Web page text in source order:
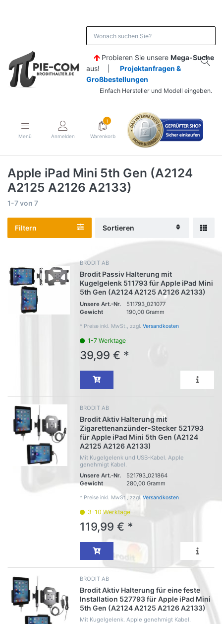
Probieren Sie unsere Mega-Suche
aus! | Projektanfragen &
Großbestellungen
Einfach Hersteller und Modell eingeben.
Menü Anmelden
1
Warenkorb
Apple iPad Mini 5th Gen (A2124
A2125 A2126 A2133)
1-7von 7
Filtern Sortieren
BRODIT AB
Brodit Passiv Halterung mit
Kugelgelenk 511793 für Apple iPad Mini
5th Gen (A2124 A2125 A2126 A2133)
Unsere Art.-Nr.
511793_021077
Gewicht
190,00 Gramm
* Preise inkl. MwSt., zzgl. Versandkosten
1-7 Werktage
39,99 € *
BRODIT AB
Brodit Aktiv Halterung mit
Zigarettenanzünder-Stecker 521793
für Apple iPad Mini 5th Gen (A2124
A2125 A2126 A2133)
Mit Kugelgelenk und USB-Kabel. Apple
genehmigt Kabel.
Unsere Art.-Nr.
521793_021864
Gewicht
280,00 Gramm
* Preise inkl. MwSt., zzgl. Versandkosten
3-10 Werktage
119,99 € *
BRODIT AB
Brodit Aktiv Halterung für eine feste
Installation 527793 für Apple iPad Mini
5th Gen (A2124 A2125 A2126 A2133)
Mit Kugelgelenk. Apple genehmigt Kabel.